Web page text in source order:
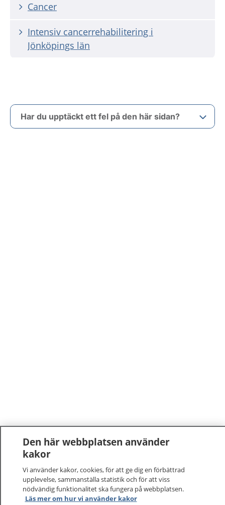
Cancer
Intensiv cancerrehabilitering i
Jönköpings län
Har du upptäckt ett fel på den här sidan?
Den här webbplatsen använder
kakor
Vi använder kakor, cookies, för att ge dig en förbättrad
upplevelse, sammanställa statistik och för att viss
nödvändig funktionalitet ska fungera på webbplatsen.
Läs mer om hur vi använder kakor